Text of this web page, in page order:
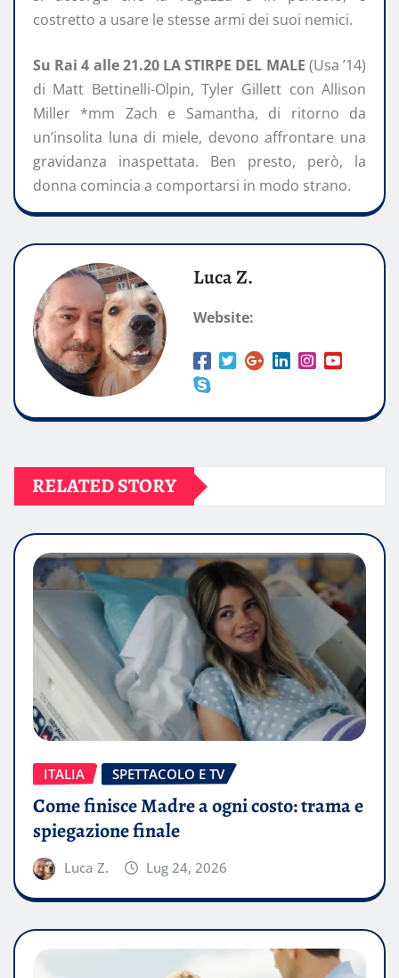
costretto a usare le stesse armi dei suoi nemici.
Su Rai 4 alle 21.20 LA STIRPE DEL MALE (Usa ’14)
di Matt Bettinelli-Olpin, Tyler Gillett con Allison
Miller *mm Zach e Samantha, di ritorno da
un’insolita luna di miele, devono affrontare una
gravidanza inaspettata. Ben presto, però, la
donna comincia a comportarsi in modo strano.
Luca Z.
Website:
RELATED STORY
ITALIA SPETTACOLO E TV
Come finisce Madre a ogni costo: trama e
spiegazione finale
Luca Z. Lug 24, 2026